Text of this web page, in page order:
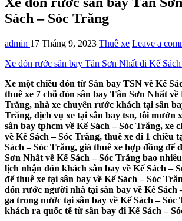
Sách – Sóc Trăng
admin 17 Tháng 9, 2023 Thuê xe Leave a
Xe đón rước sân bay Tân Sơn Nhất đi Kế
Xe một chiều đón từ Sân bay TSN về Kế
thuê xe 7 chỗ đón sân bay Tân Sơn Nhất về
Trăng, nhà xe chuyên rước khách tại sân
Trăng, dịch vụ xe tại sân bay tsn, tôi mướn
sân bay tphcm về Kế Sách – Sóc Trăng, xe
về Kế Sách – Sóc Trăng, thuê xe đi 1 chiều
Sách – Sóc Trăng, giá thuê xe hợp đồng để
Sơn Nhất về Kế Sách – Sóc Trăng bao
lịch nhận đón khách sân bay về Kế Sách –
để thuê xe tại sân bay về Kế Sách – Sóc
đón rước người nhà tại sân bay về Kế Sách
ga trong nước tại sân bay về Kế Sách – Sóc
khách ra quốc tế từ sân bay đi Kế Sách –